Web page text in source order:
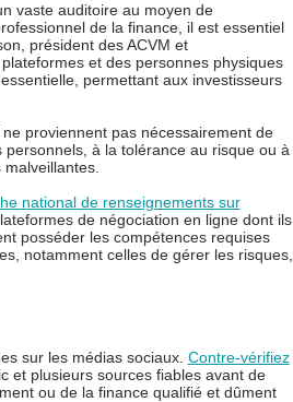
vaste auditoire au moyen de
de la finance, il est essentiel
président des ACVM et
et des personnes physiques
permettant aux investisseurs
proviennent pas nécessairement de
à la tolérance au risque ou à
national de renseignements sur
de négociation en ligne dont ils
posséder les compétences requises
notamment celles de gérer les risques,
sur les médias sociaux. Contre-vérifiez
et plusieurs sources fiables avant de
ou de la finance qualifié et dûment